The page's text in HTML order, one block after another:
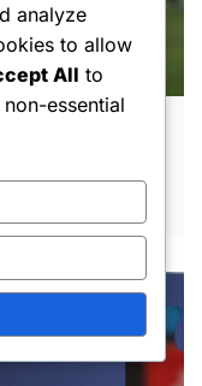
analyze
to allow
All to
essential